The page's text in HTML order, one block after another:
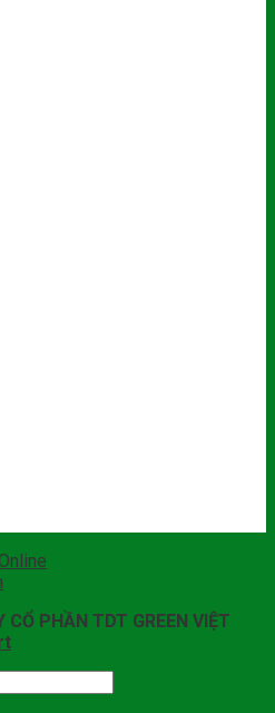
CỔ PHẦN TDT GREEN VIỆT